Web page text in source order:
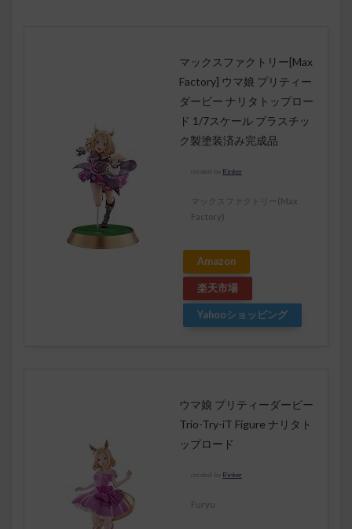
マックスファクトリー[Max
Factory] ウマ娘 プリティー
ダービー ナリタトップロー
ド 1/7スケール プラスチッ
ク製塗装済み完成品
created by Rinker
マックスファクトリー(Max
Factory)
Amazon
楽天市場
Yahooショッピング
ウマ娘 プリティーダービー
Trio-Try-iT Figure ナリタト
ップロード
created by Rinker
Furyu